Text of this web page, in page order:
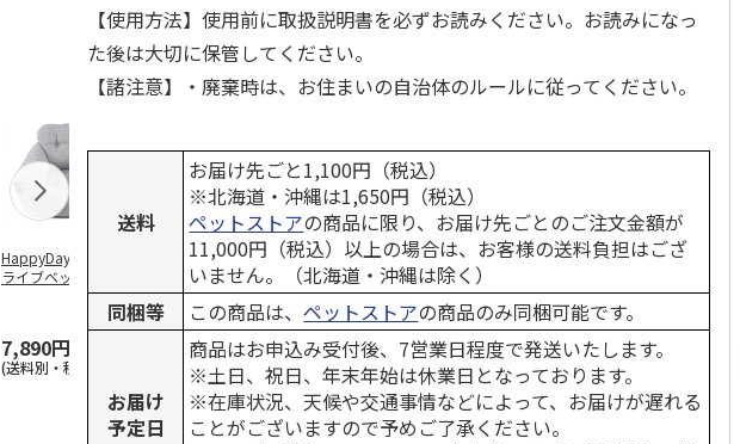
HappyDays 2wayド
ライブベッド グレ
7,890円
(送料別・税込)
獣医師開発 ニオイ
をとる砂専用 猫ト
イレ ナチュラルグ
レー
1,550円
(送料別・税込)
デオトイレ 飛び散
らない消臭・抗菌サ
ンド 4L
1,320円
(送料別・税込)
銀のスプーン パウ
チ 健康に育つ子ね
こ用 まぐろ・かつ
おに…
120円
(送料別・税込)
無添加良品 カムカ
ぐるぐるボーン型 S
…
470円
(送料別・税込)
【使用方法】使用前に取扱説明書を必ずお読みください。お読みになっ
た後は大切に保管してください。
【諸注意】・廃棄時は、お住まいの自治体のルールに従ってください。
送料
お届け先ごと1,100円（税込）
※北海道・沖縄は1,650円（税込）
ペットストアの商品に限り、お届け先ごとのご注文金額が
11,000円（税込）以上の場合は、お客様の送料負担はござ
いません。（北海道・沖縄は除く）
同梱等
この商品は、ペットストアの商品のみ同梱可能です。
お届け
予定日
商品はお申込み受付後、7営業日程度で発送いたします。
※土日、祝日、年末年始は休業日となっております。
※在庫状況、天候や交通事情などによって、お届けが遅れる
ことがございますので予めご了承ください。